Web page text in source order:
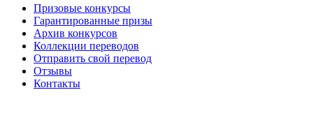
Призовые конкурсы
Гарантированные призы
Архив конкурсов
Коллекции переводов
Отправить свой перевод
Отзывы
Контакты